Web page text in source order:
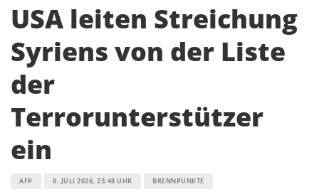
USA leiten Streichung
Syriens von der Liste
der
Terrorunterstützer
ein
AFP 8. JULI 2026, 23:48 UHR BRENNPUNKTE